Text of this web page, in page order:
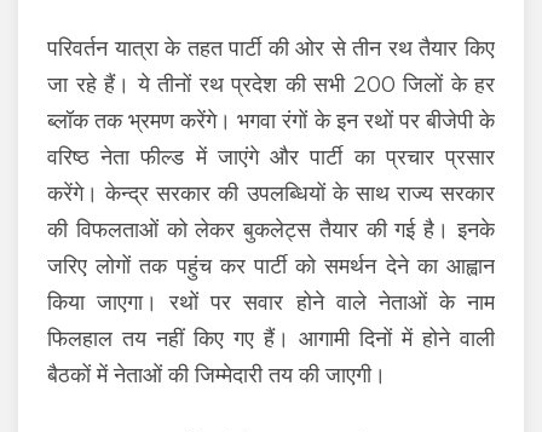
परिवर्तन यात्रा के तहत पार्टी की ओर से तीन रथ तैयार किए
जा रहे हैं। ये तीनों रथ प्रदेश की सभी 200 जिलों के हर
ब्लॉक तक भ्रमण करेंगे। भगवा रंगों के इन रथों पर बीजेपी के
वरिष्ठ नेता फील्ड में जाएंगे और पार्टी का प्रचार प्रसार
करेंगे। केन्द्र सरकार की उपलब्धियों के साथ राज्य सरकार
की विफलताओं को लेकर बुकलेट्स तैयार की गई है। इनके
जरिए लोगों तक पहुंच कर पार्टी को समर्थन देने का आह्वान
किया जाएगा। रथों पर सवार होने वाले नेताओं के नाम
फिलहाल तय नहीं किए गए हैं। आगामी दिनों में होने वाली
बैठकों में नेताओं की जिम्मेदारी तय की जाएगी।